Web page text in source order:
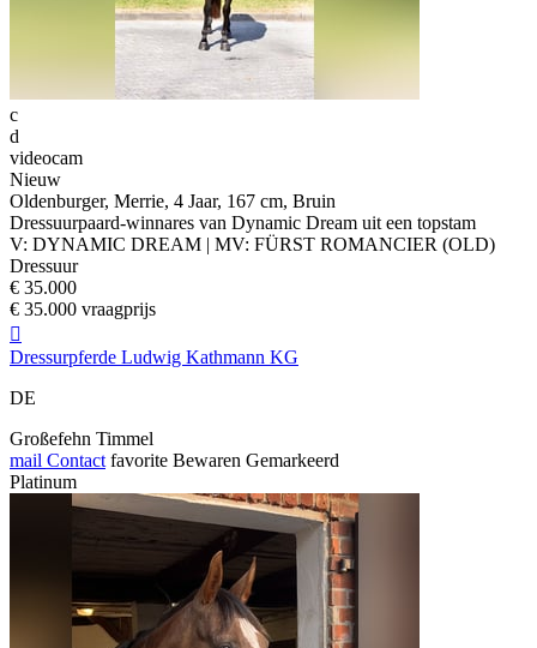
c
d
videocam
Nieuw
Oldenburger, Merrie, 4 Jaar, 167 cm, Bruin
Dressuurpaard-winnares van Dynamic Dream uit een topstam
V: DYNAMIC DREAM | MV: FÜRST ROMANCIER (OLD)
Dressuur
€ 35.000
€ 35.000 vraagprijs

Dressurpferde Ludwig Kathmann KG
DE
Großefehn Timmel
mail Contact favorite Bewaren Gemarkeerd
Platinum